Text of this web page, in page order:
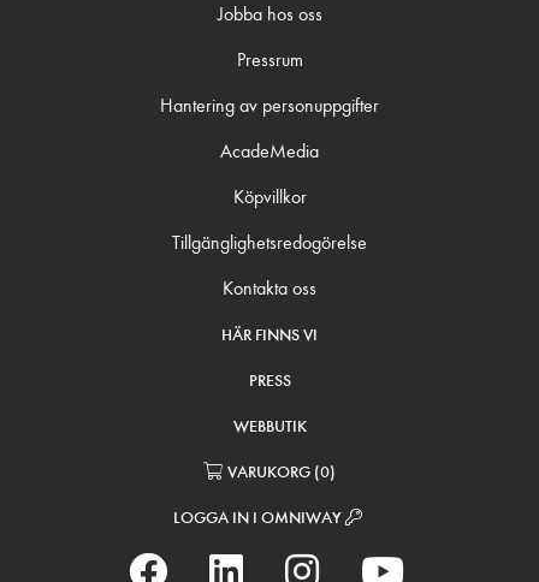
Jobba hos oss
Pressrum
Hantering av personuppgifter
AcadeMedia
Köpvillkor
Tillgänglighetsredogörelse
Kontakta oss
HÄR FINNS VI
PRESS
WEBBUTIK
VARUKORG (0)
LOGGA IN I OMNIWAY